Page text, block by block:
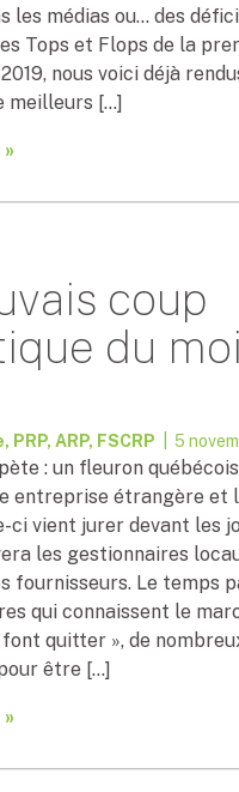
les médias ou… des
Tops et Flops de la
nous voici déjà
meilleurs […]
»
coup
du
PRP, ARP, FSCRP | 5
: un fleuron
entreprise étrangère et
ci vient jurer devant les
les gestionnaires
fournisseurs. Le temps
qui connaissent le
font quitter », de
être […]
»